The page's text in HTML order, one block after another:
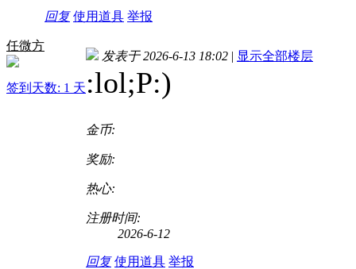
回复 使用道具 举报
任微方
签到天数: 1 天
发表于 2026-6-13 18:02 | 显示全部楼层
:lol;P:)
金币:
奖励:
热心:
注册时间:
2026-6-12
回复 使用道具 举报